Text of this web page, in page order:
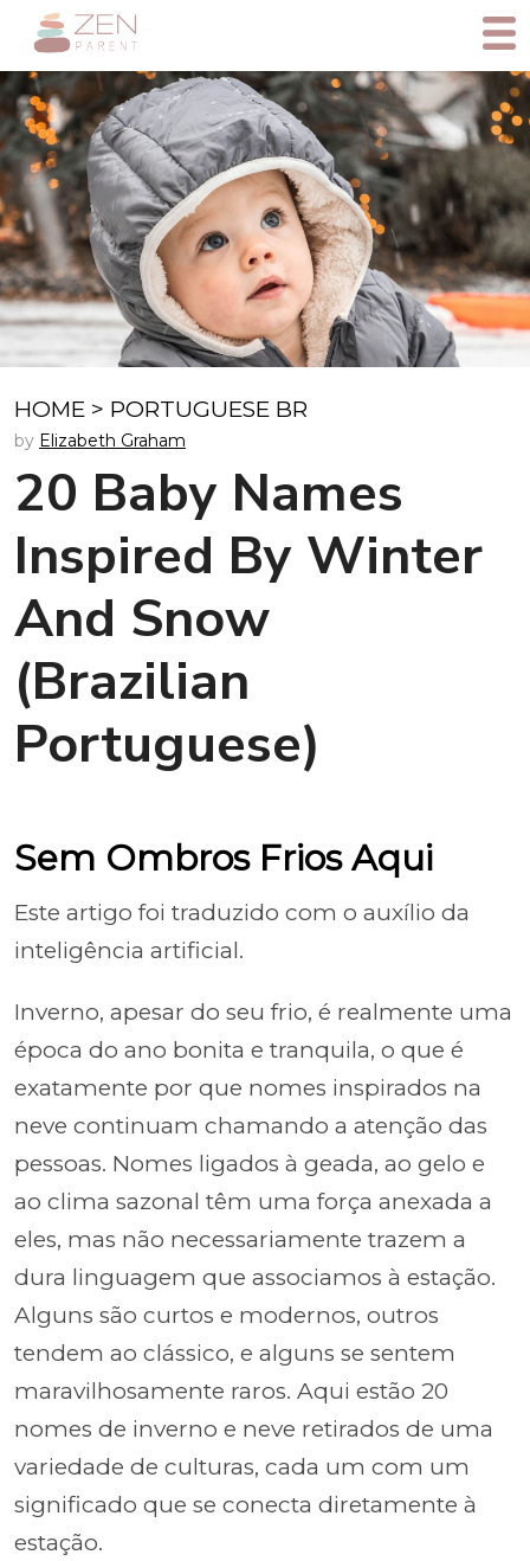
HOME > PORTUGUESE BR
by Elizabeth Graham
20 Baby Names
Inspired By Winter
And Snow
(Brazilian
Portuguese)
Sem Ombros Frios Aqui
Este artigo foi traduzido com o auxílio da
inteligência artificial.
Inverno, apesar do seu frio, é realmente uma
época do ano bonita e tranquila, o que é
exatamente por que nomes inspirados na
neve continuam chamando a atenção das
pessoas. Nomes ligados à geada, ao gelo e
ao clima sazonal têm uma força anexada a
eles, mas não necessariamente trazem a
dura linguagem que associamos à estação.
Alguns são curtos e modernos, outros
tendem ao clássico, e alguns se sentem
maravilhosamente raros. Aqui estão 20
nomes de inverno e neve retirados de uma
variedade de culturas, cada um com um
significado que se conecta diretamente à
estação.